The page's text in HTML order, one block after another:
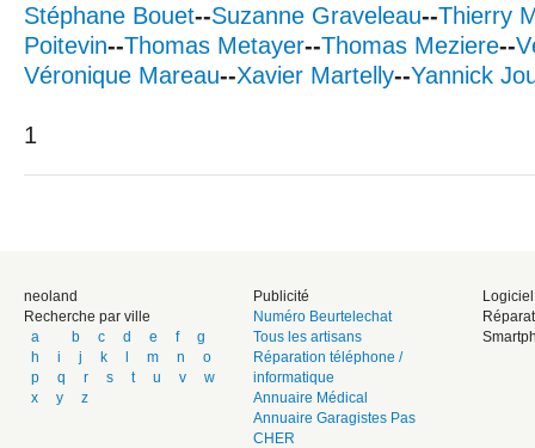
Stéphane Bouet--Suzanne Graveleau--Thierry
Poitevin--Thomas Metayer--Thomas Meziere--
Véronique Mareau--Xavier Martelly--Yannick
1
neoland
Recherche par ville
a
b c d e f
g
h
i j k l m n
o
p
q r s t u v
w
x
y z
Publicité
Numéro Beurtelechat
Tous les artisans
Réparation téléphone /
informatique
Annuaire Médical
Annuaire Garagistes Pas
CHER